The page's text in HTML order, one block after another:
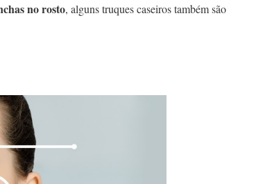
no rosto, alguns truques caseiros também são